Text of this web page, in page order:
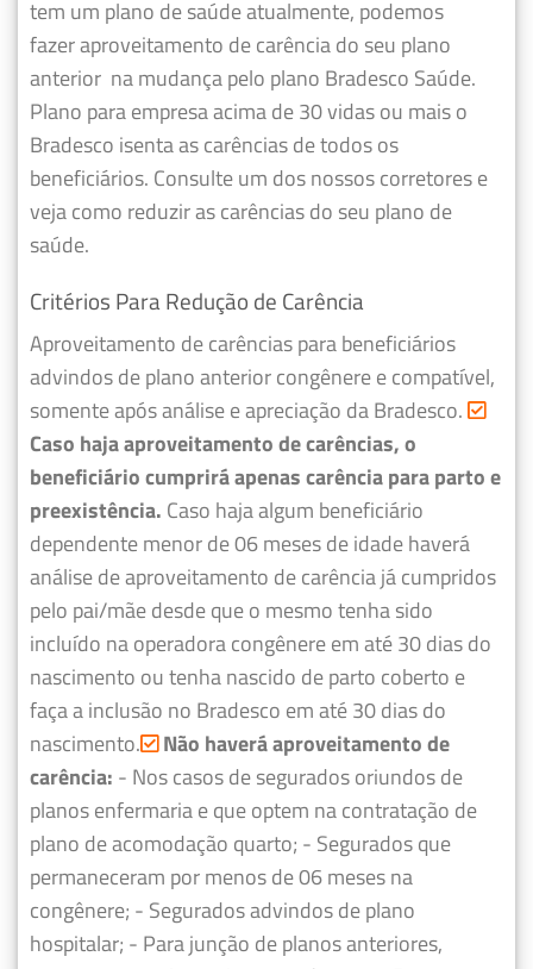
tem um plano de saúde atualmente, podemos
fazeraproveitamento de carência do seu plano
anterior na mudança pelo plano Bradesco Saúde.
Plano para empresa acima de 30 vidas ou mais o
Bradesco isenta as carências de todos os
beneficiários. Consulte um dos nossos corretores e
veja como reduzir as carências do seu plano de
saúde.
Critérios Para Redução de Carência
Aproveitamento de carências para beneficiários
advindos de plano anterior congênere e compatível,
somente após análise e apreciação da Bradesco.
Caso haja aproveitamento de carências, o
beneficiário cumprirá apenas carência para parto e
preexistência. Caso haja algum beneficiário
dependente menor de 06 meses de idade haverá
análise de aproveitamento de carência já cumpridos
pelo pai/mãe desde que o mesmo tenha sido
incluído na operadora congênere em até 30 dias do
nascimento ou tenha nascido de parto coberto e
faça a inclusão no Bradesco em até 30 dias do
nascimento. Não haverá aproveitamento de
carência: - Nos casos de segurados oriundos de
planos enfermaria e que optem na contratação de
plano de acomodação quarto; - Segurados que
permaneceram por menos de 06 meses na
congênere; - Segurados advindos de plano
hospitalar; - Para junção de planos anteriores,